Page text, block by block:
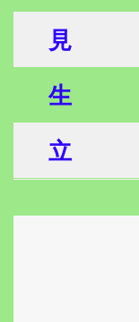
見
生
立